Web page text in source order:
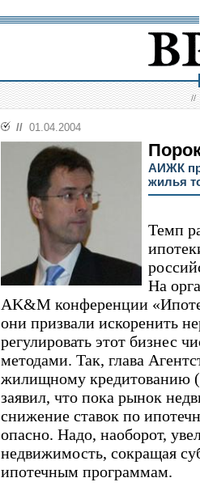
//
// 01.04.2004
АИЖК
жилья
Темп
На
AK&M конференции
они призвали искоренить
регулировать этот бизнес
методами. Так, глава
жилищному кредитованию
заявил, что пока рынок
снижение ставок по
опасно. Надо, наоборот,
недвижимость, сокращая
ипотечным программам.